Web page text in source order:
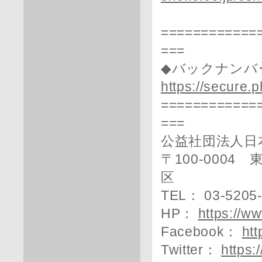
===
◆バックナン
https://
===
公益社団法人
〒100-0004 東
区
TEL： 03-
HP：
https://
Facebook：
Twitter：